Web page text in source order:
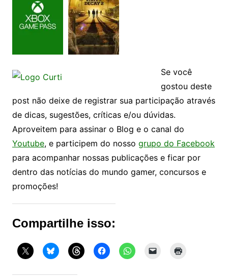
Se você
gostou deste
post não deixe de registrar sua participação através
de dicas, sugestões, críticas e/ou dúvidas.
Aproveitem para assinar o Blog e o canal do
Youtube, e participem do nosso grupo do Facebook
para acompanhar nossas publicações e ficar por
dentro das notícias do mundo gamer, concursos e
promoções!
Compartilhe isso: